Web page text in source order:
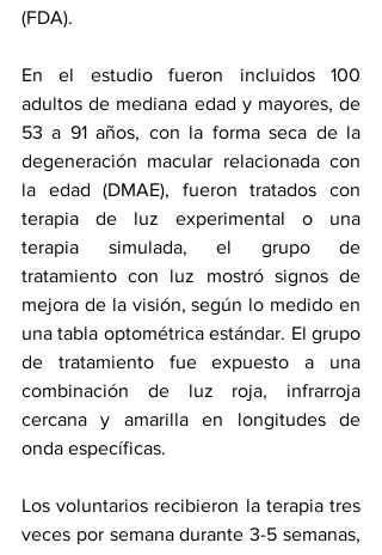
(FDA).
En el estudio fueron incluidos 100
adultos de mediana edad y mayores, de
53 a 91 años, con la forma seca de la
degeneración macular relacionada con
la edad (DMAE), fueron tratados con
terapia de luz experimental o una
terapia simulada, el grupo de
tratamiento con luz mostró signos de
mejora de la visión, según lo medido en
una tabla optométrica estándar. El grupo
de tratamiento fue expuesto a una
combinación de luz roja, infrarroja
cercana y amarilla en longitudes de
onda específicas.
Los voluntarios recibieron la terapia tres
veces por semana durante 3-5 semanas,